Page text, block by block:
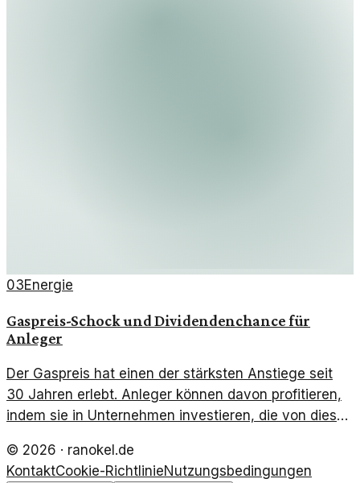
03Energie
Gaspreis-Schock und Dividendenchance für
Anleger
Der Gaspreis hat einen der stärksten Anstiege seit
30 Jahren erlebt. Anleger können davon profitieren,
indem sie in Unternehmen investieren, die von dieser
© 2026 · ranokel.de
KontaktCookie-RichtlinieNutzungsbedingungen